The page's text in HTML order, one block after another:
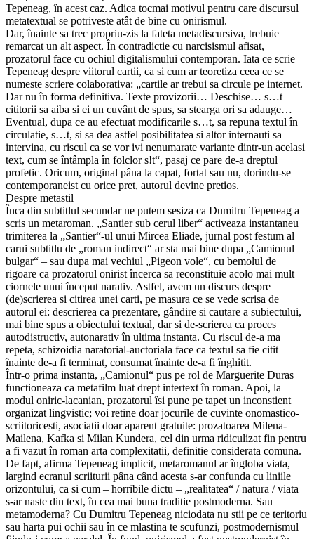
Tepeneag, în acest caz. Adica tocmai motivul pentru care discursul
metatextual se potriveste atât de bine cu onirismul.
Dar, înainte sa trec propriu-zis la fateta metadiscursiva, trebuie
remarcat un alt aspect. În contradictie cu narcisismul afisat,
prozatorul face cu ochiul digitalismului contemporan. Iata ce scrie
Tepeneag despre viitorul cartii, ca si cum ar teoretiza ceea ce se
numeste scriere colaborativa: „cartile ar trebui sa circule pe internet.
Dar nu în forma definitiva. Texte provizorii… Deschise… s…t
cititorii sa aiba si ei un cuvânt de spus, sa stearga ori sa adauge…
Eventual, dupa ce au efectuat modificarile s…t, sa repuna textul în
circulatie, s…t, si sa dea astfel posibilitatea si altor internauti sa
intervina, cu riscul ca se vor ivi nenumarate variante dintr-un acelasi
text, cum se întâmpla în folclor s!t“, pasaj ce pare de-a dreptul
profetic. Oricum, original pâna la capat, fortat sau nu, dorindu-se
contemporaneist cu orice pret, autorul devine pretios.
Despre metastil
Înca din subtitlul secundar ne putem sesiza ca Dumitru Tepeneag a
scris un metaroman. „Santier sub cerul liber“ activeaza instantaneu
trimiterea la „Santier“-ul unui Mircea Eliade, jurnal post festum al
carui subtitlu de „roman indirect“ ar sta mai bine dupa „Camionul
bulgar“ – sau dupa mai vechiul „Pigeon vole“, cu bemolul de
rigoare ca prozatorul onirist încerca sa reconstituie acolo mai mult
ciornele unui început narativ. Astfel, avem un discurs despre
(de)scrierea si citirea unei carti, pe masura ce se vede scrisa de
autorul ei: descrierea ca prezentare, gândire si cautare a subiectului,
mai bine spus a obiectului textual, dar si de-scrierea ca proces
autodistructiv, autonarativ în ultima instanta. Cu riscul de-a ma
repeta, schizoidia naratorial-auctoriala face ca textul sa fie citit
înainte de-a fi terminat, consumat înainte de-a fi înghitit.
Într-o prima instanta, „Camionul“ pus pe rol de Marguerite Duras
functioneaza ca metafilm luat drept intertext în roman. Apoi, la
modul oniric-lacanian, prozatorul îsi pune pe tapet un inconstient
organizat lingvistic; voi retine doar jocurile de cuvinte onomastico-
scriitoricesti, asociatii doar aparent gratuite: prozatoarea Milena-
Mailena, Kafka si Milan Kundera, cel din urma ridiculizat fin pentru
a fi vazut în roman arta complexitatii, definitie considerata comuna.
De fapt, afirma Tepeneag implicit, metaromanul ar îngloba viata,
largind ecranul scriiturii pâna când acesta s-ar confunda cu liniile
orizontului, ca si cum – horribile dictu – „realitatea“ / natura / viata
s-ar naste din text, în cea mai buna traditie postmoderna. Sau
metamoderna? Cu Dumitru Tepeneag niciodata nu stii pe ce teritoriu
sau harta pui ochii sau în ce mlastina te scufunzi, postmodernismul